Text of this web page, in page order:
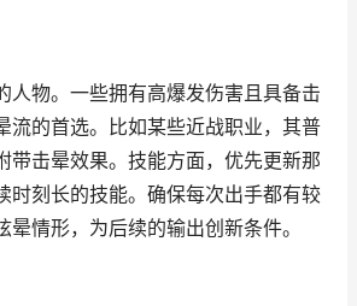
人物。一些拥有高爆发伤害且具备击
流的首选。比如某些近战职业，其普
带击晕效果。技能方面，优先更新那
时刻长的技能。确保每次出手都有较
晕情形，为后续的输出创新条件。